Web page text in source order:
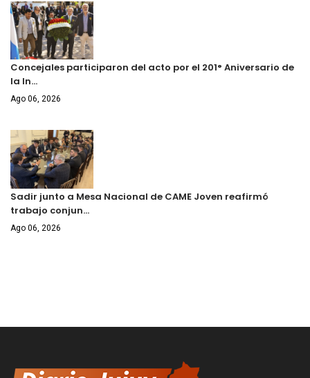
Concejales participaron del acto por el 201° Aniversario de
la In…
Ago 06, 2026
Sadir junto a Mesa Nacional de CAME Joven reafirmó
trabajo conjun…
Ago 06, 2026